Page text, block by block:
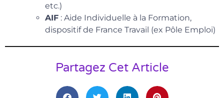
etc.)
AIF : Aide Individuelle à la Formation,
dispositif de France Travail (ex Pôle Emploi)
Partagez Cet Article